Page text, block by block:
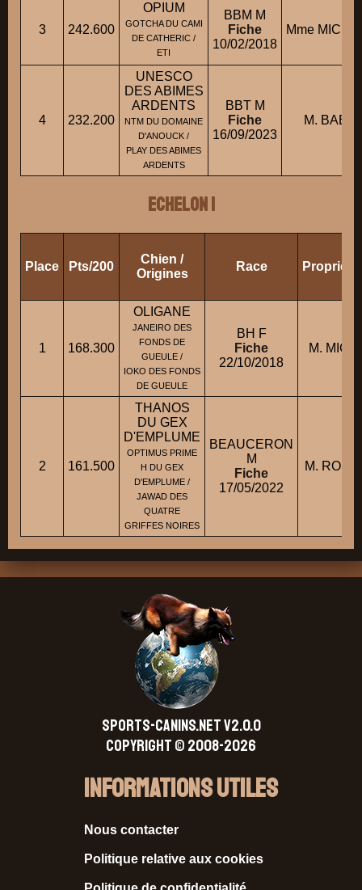
3 242.600
OPIUM
GOTCHA DU CAMI
DE CATHERIC /
ETI
BBM M
Fiche
10/02/2018
Mme
4 232.200
UNESCO
DES ABIMES
ARDENTS
NTM DU DOMAINE
D'ANOUCK /
PLAY DES ABIMES
ARDENTS
BBT M
Fiche
16/09/2023
M. BABO
ECHELON 1
Place Pts/200
Chien /
Origines
Race
1 168.300
OLIGANE
JANEIRO DES
FONDS DE
GUEULE /
IOKO DES FONDS
DE GUEULE
BH F
Fiche
22/10/2018
M.
2 161.500
THANOS
DU GEX
D'EMPLUME
OPTIMUS PRIME
H DU GEX
D'EMPLUME /
JAWAD DES
QUATRE
GRIFFES NOIRES
BEAUCERON
M
Fiche
17/05/2022
M.
SPORTS-CANINS.NET V2.0.0
Copyright © 2008-2026
Informations Utiles
Nous contacter
Politique relative aux cookies